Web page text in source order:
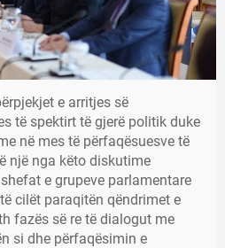
e arritjes së
të spektirt të gjerë politik duke
në mes të përfaqësuesve të
një nga këto diskutime
e grupeve parlamentare
cilët paraqitën qëndrimet e
fazës së re të dialogut me
si dhe përfaqësimin e